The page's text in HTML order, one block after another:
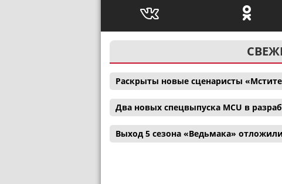
Раскрыты новые сценаристы
Два новых спецвыпуска MCU в
Выход 5 сезона «Ведьмака» отложили